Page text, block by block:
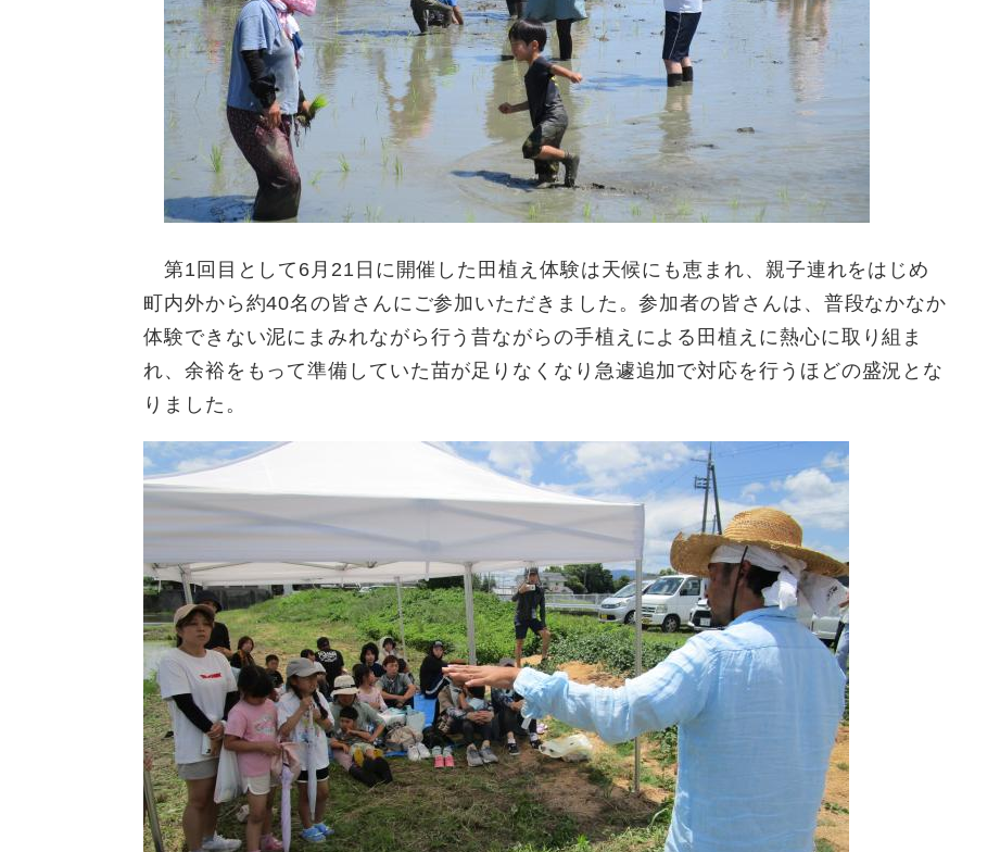
第1回目として6月21日に開催した田植え体験は天候にも恵まれ、親子連れをはじめ
町内外から約40名の皆さんにご参加いただきました。参加者の皆さんは、普段なかなか
体験できない泥にまみれながら行う昔ながらの手植えによる田植えに熱心に取り組ま
れ、余裕をもって準備していた苗が足りなくなり急遽追加で対応を行うほどの盛況とな
りました。